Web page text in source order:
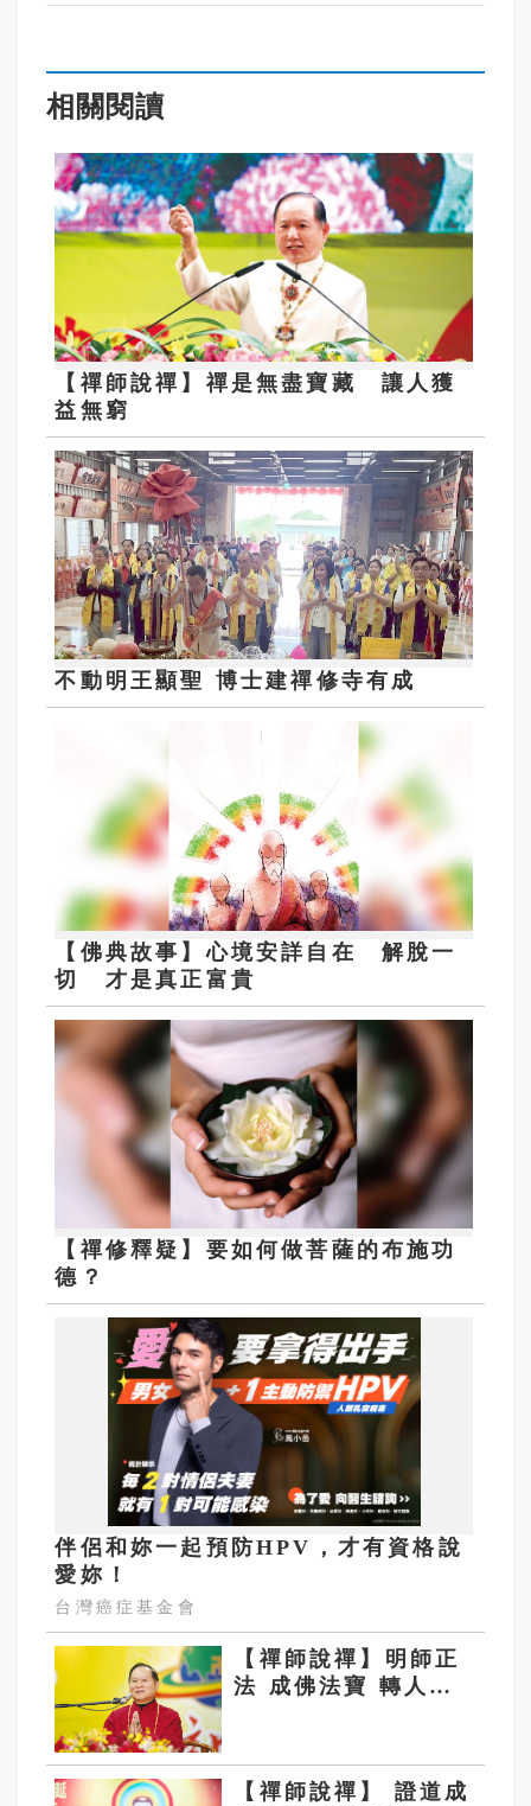
相關閱讀
【禪師說禪】禪是無盡寶藏 讓人獲
益無窮
不動明王顯聖 博士建禪修寺有成
【佛典故事】心境安詳自在 解脫一
切 才是真正富貴
【禪修釋疑】要如何做菩薩的布施功
德？
伴侶和妳一起預防HPV，才有資格說
愛妳！
台灣癌症基金會
【禪師說禪】明師正
法 成佛法寶 轉人心
【禪師說禪】 證道成